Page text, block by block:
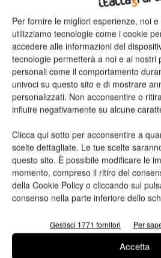
Per fornire le migliori esperienze, noi
utilizziamo tecnologie come i cookie
accedere alle informazioni del
tecnologie permetterà a noi e ai nostri
personali come il comportamento
univoci su questo sito e di mostrare
personalizzati. Non acconsentire o
influire negativamente su alcune
Clicca qui sotto per acconsentire a
scelte dettagliate. Le tue scelte
questo sito. È possibile modificare le
momento, compreso il ritiro del
della Cookie Policy o cliccando sul
consenso nella parte inferiore dello
Gestisci 1771 fornitori Per
Accetta
così pure ai passi avanti fatti nella
media del cartone ondulato utilizzato
573 g/m2 del 2010 agli attuali 551 g/
aggiungono poi anche i brevetti
progressivamente dal 2010 al 2019
In quale direzione potrebbe andare
L’affermarsi di nuovi modelli di
commerce al food delivery, impone
per favorire lo sviluppo e la
ovvero facili da riciclare con un
(utilizzando ad esempio packaging
dimensioni ridotte, ovvero adatte al